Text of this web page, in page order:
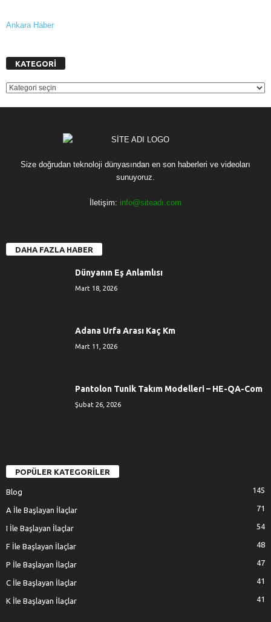
Ankara Haber
KATEGORİ
KATEGORİ
Size doğrudan teknoloji dünyasından en son haberleri ve videoları
sunuyoruz.
İletişim: info@siteadı.com
DAHA FAZLA HABER
Dünyanın Eş Anlamlısı
Mart 18, 2026
Adana Urfa Arası Kaç Km
Mart 11, 2026
Pantolon Tunik Takım Modelleri – HE-QA-Com
Şubat 26, 2026
POPÜLER KATEGORİLER
Blog 145
A İle Başlayan İlaçlar 71
I İle Başlayan İlaçlar 54
F İle Başlayan İlaçlar 48
P İle Başlayan İlaçlar 47
C İle Başlayan İlaçlar 41
K İle Başlayan İlaçlar 41